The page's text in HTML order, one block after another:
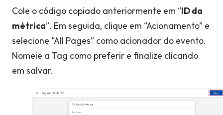
Cole o código copiado anteriormente em “ID da
métrica”. Em seguida, clique em “Acionamento” e
selecione “All Pages” como acionador do evento.
Nomeie a Tag como preferir e finalize clicando
em salvar.